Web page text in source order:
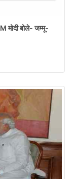
मोदी बोले- जम्मू-